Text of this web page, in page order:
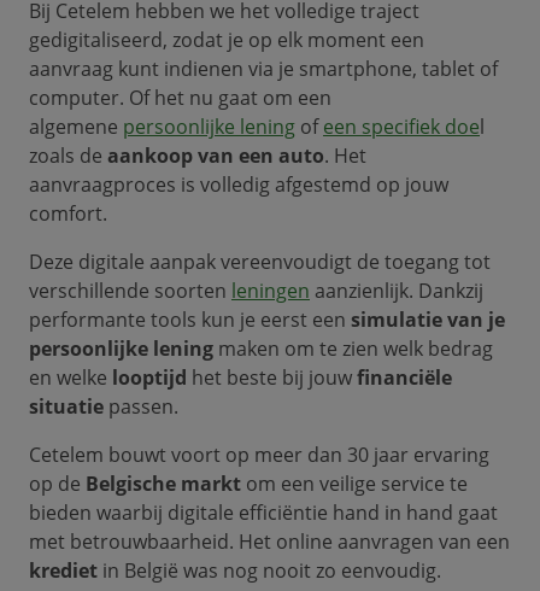
Bij Cetelem hebben we het volledige traject
gedigitaliseerd, zodat je op elk moment een
aanvraag kunt indienen via je smartphone, tablet of
computer. Of het nu gaat om een
algemene persoonlijke lening ofeen specifiek doel
zoals de aankoop van een auto. Het
aanvraagproces is volledig afgestemd op jouw
comfort.
Deze digitale aanpak vereenvoudigt de toegang tot
verschillende soorten leningen aanzienlijk. Dankzij
performante tools kun je eerst een simulatie van je
persoonlijke lening maken om te zien welk bedrag
en welke looptijd het beste bij jouwfinanciële
situatie passen.
Cetelem bouwt voort op meer dan 30 jaar ervaring
op de Belgische markt om een veilige service te
bieden waarbij digitale efficiëntie hand in hand gaat
met betrouwbaarheid. Het online aanvragen van een
krediet in België was nog nooit zo eenvoudig.